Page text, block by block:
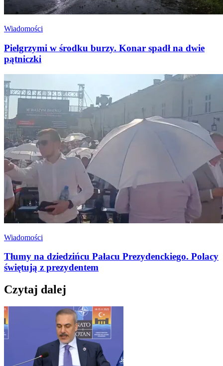
Wiadomości
Pielgrzymi w środku burzy. Konar spadł na dwie
pątniczki
Wiadomości
Tłumy na dziedzińcu Pałacu Prezydenckiego. Polacy
świętują z prezydentem
Czytaj dalej